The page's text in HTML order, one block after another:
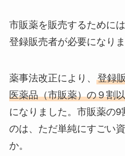
市販薬を販売するために
登録販売者が必要になりま
薬事法改正により、 登録
医薬品（市販薬）の９割
になりました。市販薬の9
のは、ただ単純にすごい
か。